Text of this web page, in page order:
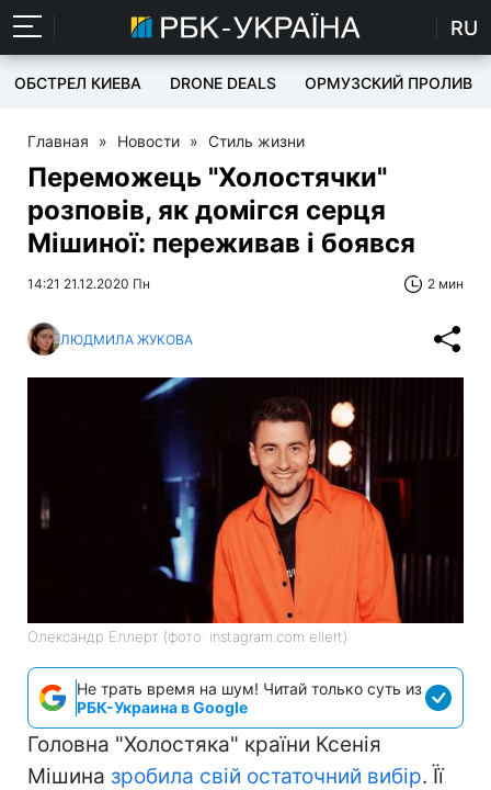
RU
ОБСТРЕЛ КИЕВА DRONE DEALS ОРМУЗСКИЙ ПРОЛИВ
Главная » Новости » Стиль жизни
Переможець "Холостячки"
розповів, як домігся серця
Мішиної: переживав і боявся
14:21 21.12.2020 Пн 2 мин
ЛЮДМИЛА ЖУКОВА
Олександр Еллерт (фото: instagram.com ellert)
Не трать время на шум! Читай только суть из
РБК-Украина в Google
Головна "Холостяка" країни Ксенія
Мішина зробила свій остаточний вибір. Її